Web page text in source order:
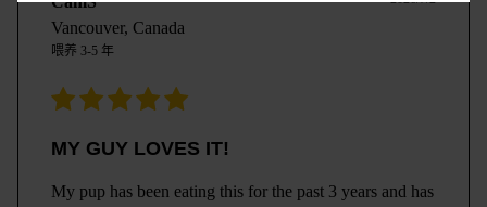
Vancouver, Canada
喂养 3-5 年
MY GUY LOVES IT!
My pup has been eating this for the past 3 years and has